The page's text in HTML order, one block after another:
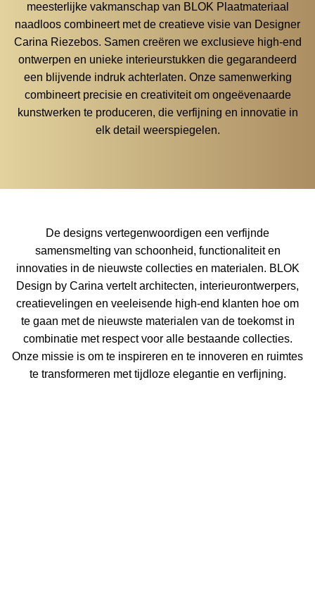
meesterlijke vakmanschap van BLOK Plaatmateriaal
naadloos combineert met de creatieve visie van Designer
Carina Riezebos. Samen creëren we exclusieve high-end
ontwerpen en unieke interieurstukken die gegarandeerd
een blijvende indruk achterlaten. Onze samenwerking
combineert precisie en creativiteit om ongeëvenaarde
kunstwerken te produceren, die verfijning en innovatie in
elk detail weerspiegelen.
De designs vertegenwoordigen een verfijnde
samensmelting van schoonheid, functionaliteit en
innovaties in de nieuwste collecties en materialen. BLOK
Design by Carina vertelt architecten, interieurontwerpers,
creatievelingen en veeleisende high-end klanten hoe om
te gaan met de nieuwste materialen van de toekomst in
combinatie met respect voor alle bestaande collecties.
Onze missie is om te inspireren en te innoveren en ruimtes
te transformeren met tijdloze elegantie en verfijning.